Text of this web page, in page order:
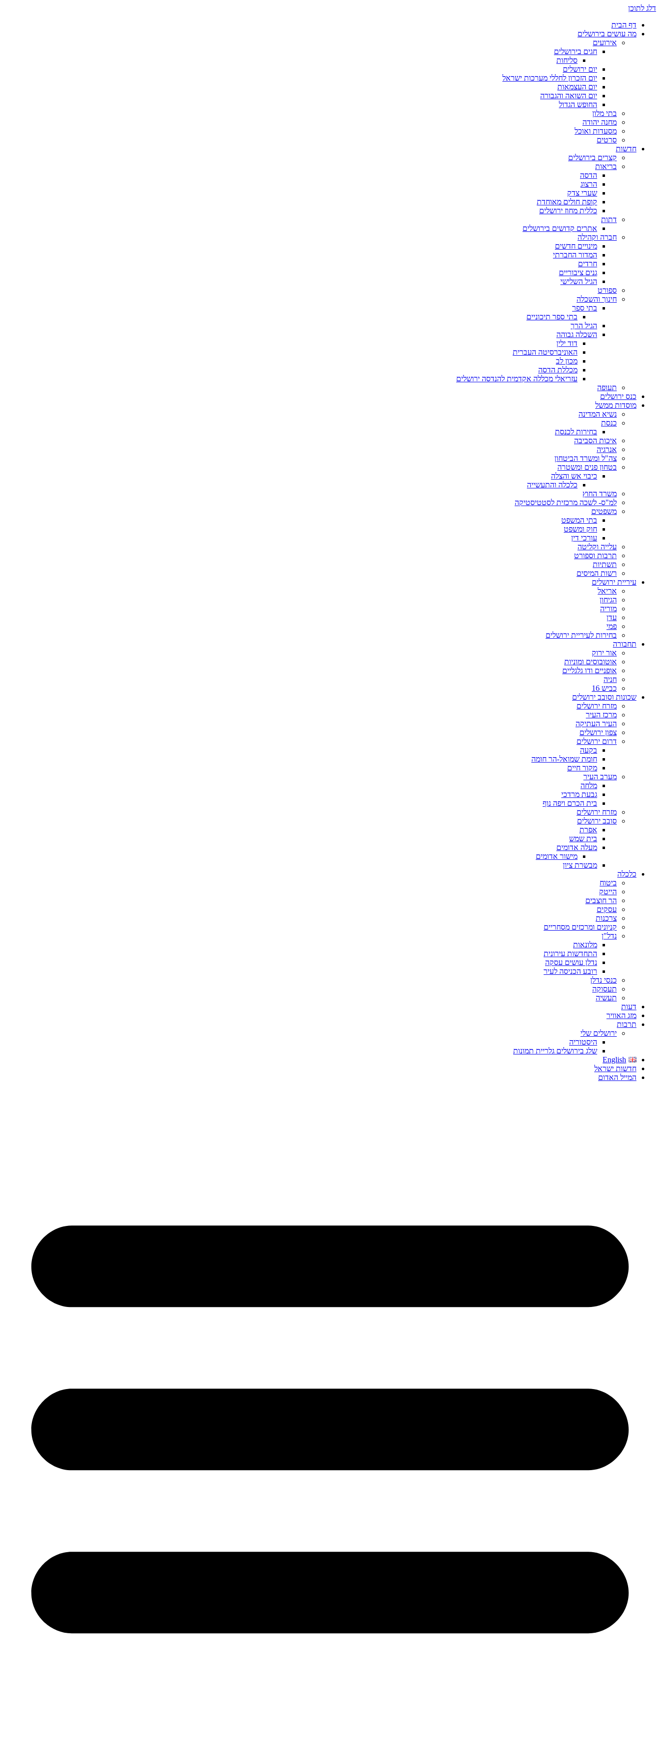
דלג לתוכן
דף הבית
מה עושים בירושלים
אירועים
חגים בירושלים
סליחות
יום ירושלים
יום הזכרון לחללי מערכות ישראל
יום העצמאות
יום השואה והגבורה
החופש הגדול
בתי מלון
מחנה יהודה
מסעדות ואוכל
סרטים
חדשות
קצרים בירושלים
בריאות
הדסה
הרצוג
שערי צדק
קופת חולים מאוחדת
כללית מחוז ירושלים
דתות
אתרים קדושים בירושלים
חברה וקהילה
מינויים חדשים
המדור החברתי
חרדים
גנים ציבוריים
הגיל השלישי
ספורט
חינוך והשכלה
בתי ספר
בתי ספר תיכוניים
הגיל הרך
השכלה גבוהה
דוד ילין
האוניברסיטה העברית
מכון לב
מכללת הדסה
עזריאלי מכללה אקדמית להנדסה ירושלים
תעופה
כנס ירושלים
מוסדות ממשל
נשיא המדינה
כנסת
בחירות לכנסת
איכות הסביבה
אנרגיה
צה"ל ומשרד הביטחון
בטחון פנים ומשטרה
כיבוי אש והצלה
כלכלה והתעשייה
משרד החוץ
למ"ס- לשכה מרכזית לסטטיסטיקה
משפטים
בתי המשפט
חוק ומשפט
עורכי דין
עלייה וקליטה
תרבות וספורט
תשתיות
רשות המיסים
עיריית ירושלים
אריאל
הגיחון
מוריה
עדן
פמי
בחירות לעיריית ירושלים
תחבורה
אור ירוק
אוטובוסים ומוניות
אופניים ודו גלגליים
חניה
כביש 16
שכונות וסובב ירושלים
מזרח ירושלים
מרכז העיר
העיר העתיקה
צפון ירושלים
דרום ירושלים
בקעה
חומת שמואל-הר חומה
מקור חיים
מערב העיר
מלחה
גבעת מרדכי
בית הכרם ויפה נוף
מזרח ירושלים
סובב ירושלים
אפרת
בית שמש
מעלה אדומים
מישור אדומים
מבשרת ציון
כלכלה
ביטוח
הייטק
הר חוצבים
עסקים
צרכנות
קניונים ומרכזים מסחריים
נדל"ן
מלונאות
התחדשות עירונית
נדלן עושים עסקה
רובע הכניסה לעיר
כנסי נדלן
תעסוקה
תעשיה
דעות
מזג האוויר
תרבות
ירושלים שלי
היסטוריה
שלג בירושלים גלריית תמונות
English
חדשות ישראל
המייל האדום